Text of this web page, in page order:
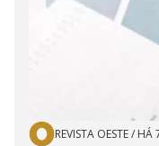
REVISTA OESTE/ HÁ